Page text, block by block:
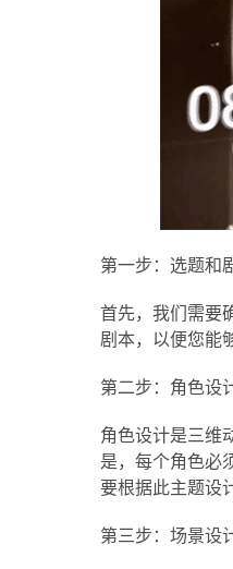
第一步：选题和
首先，我们需要
剧本，以便您能
第二步：角色设
角色设计是三维
是，每个角色必
要根据此主题设
第三步：场景设